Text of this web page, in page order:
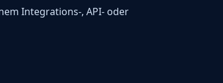
Integrations-, API- oder